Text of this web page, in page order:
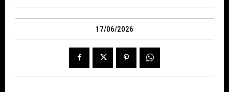
17/06/2026